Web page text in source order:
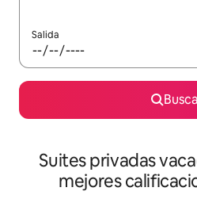
Salida
Suites privadas
mejores